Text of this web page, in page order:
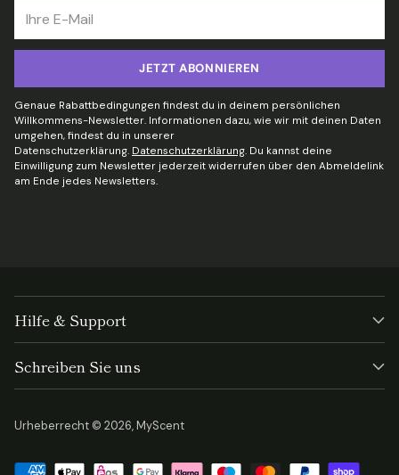
E-
Mail
JETZT ABONNIEREN
Genaue Rabattbedingungen findest du in deinem persönlichen
Willkommens-Newsletter. Informationen dazu, wie wir mit deinen Daten
umgehen, findest du in unserer
Datenschutzerklärung. Datenschutzerklärung. Du kannst deine
Einwilligung zum Newsletter jederzeit widerrufen über den Abmeldelink
am Ende jedes Newsletters.
Hilfe & Support
Schreiben Sie uns
Urheberrecht © 2026,MyScent